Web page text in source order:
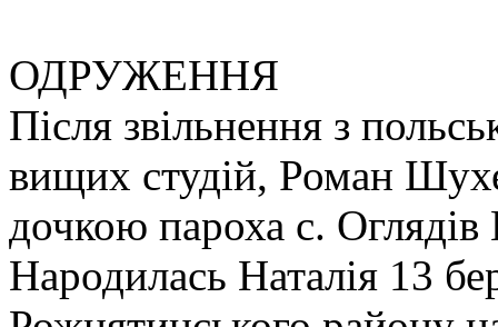
ОДРУЖЕННЯ
Після звільнення з
вищих студій, Роман
дочкою пароха с.
Народилась Наталія 13